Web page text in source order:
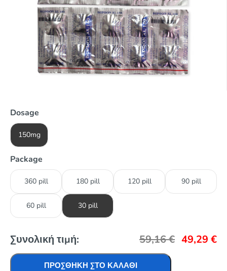
Dosage
150mg
Package
360 pill 180 pill 120 pill 90 pill
60 pill 30 pill
Συνολική τιμή: 59,16€ 49,29 €
ΠΡΟΣΘΉΚΗ ΣΤΟ ΚΑΛΆΘΙ